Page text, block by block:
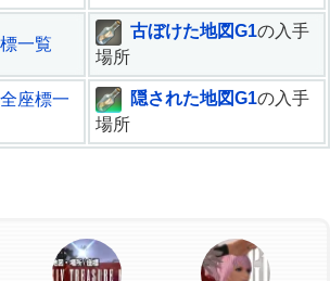
一覧
古ぼけた地図G1の入手
場所
座標一
隠された地図G1の入手
場所